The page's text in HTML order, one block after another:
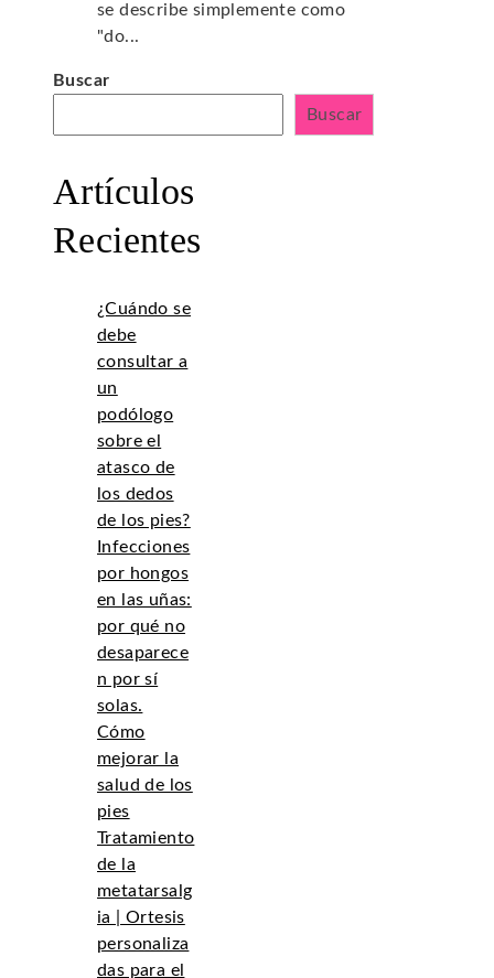
se describe simplemente como
"do...
Buscar
Buscar
Artículos
Recientes
¿Cuándo se
debe
consultar a
un
podólogo
sobre el
atasco de
los dedos
de los pies?
Infecciones
por hongos
en las uñas:
por qué no
desaparece
n por sí
solas.
Cómo
mejorar la
salud de los
pies
Tratamiento
de la
metatarsalg
ia | Ortesis
personaliza
das para el